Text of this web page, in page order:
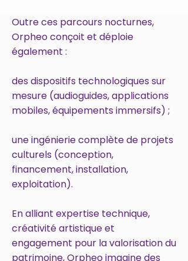
Outre ces parcours nocturnes,
Orpheo conçoit et déploie
également :
des dispositifs technologiques sur
mesure (audioguides, applications
mobiles, équipements immersifs) ;
une ingénierie complète de projets
culturels (conception,
financement, installation,
exploitation).
En alliant expertise technique,
créativité artistique et
engagement pour la valorisation du
patrimoine, Orpheo imagine des